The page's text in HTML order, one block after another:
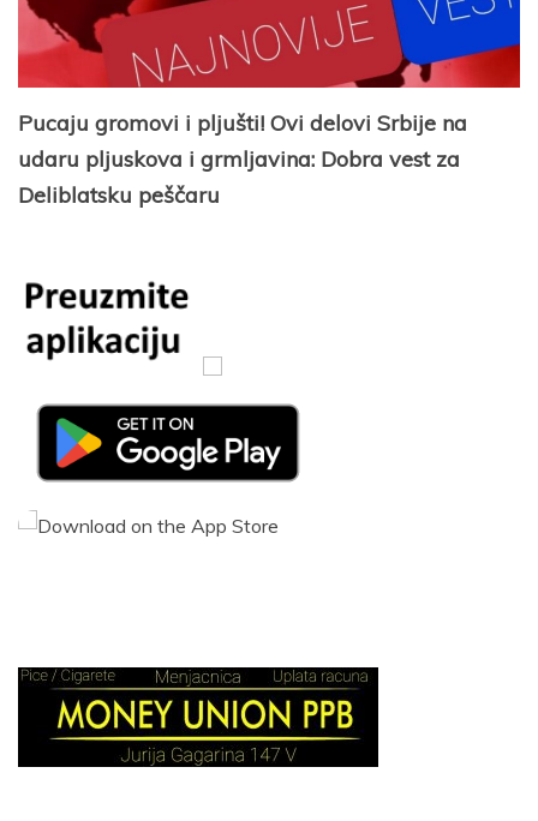
Pucaju gromovi i pljušti! Ovi delovi Srbije na
udaru pljuskova i grmljavina: Dobra vest za
Deliblatsku peščaru